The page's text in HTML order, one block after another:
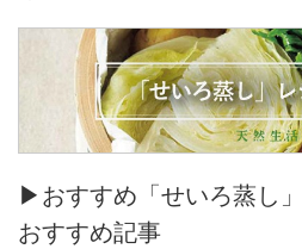
▶おすすめ「せいろ蒸し
おすすめ記事